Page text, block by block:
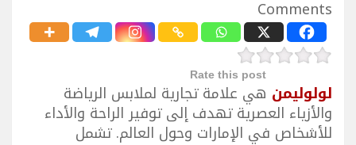
Comments
Rate this post
لولوليمن هي علامة تجارية لملابس الرياضة
والأزياء العصرية تهدف إلى توفير الراحة والأداء
للأشخاص في الإمارات وحول العالم. تشمل